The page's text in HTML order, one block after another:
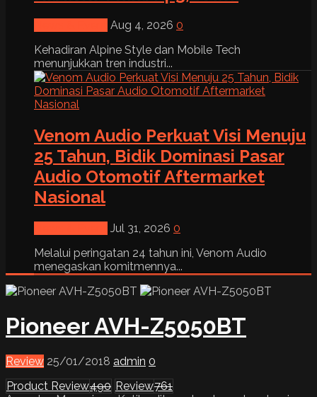
Aug 4, 2026 0
Kehadiran Alpine Style dan Mobile Tech
menunjukkan tren industri...
Venom Audio Perkuat Visi Menuju
25 Tahun, Bidik Dominasi Pasar
Audio Otomotif Aftermarket
Nasional
Jul 31, 2026 0
Melalui peringatan 24 tahun ini, Venom Audio
menegaskan komitmennya...
Pioneer AVH-Z5050BT
Review 25/01/2018 admin 0
Product Review490 Review761